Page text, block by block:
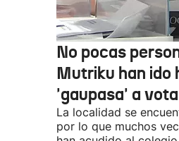
No pocas
Mutriku han ido
'gaupasa' a
La localidad se
por lo que muchos